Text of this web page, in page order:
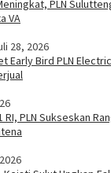
PLN
VA
28, 2026
Early Bird PLN
RI, PLN Sukseskan